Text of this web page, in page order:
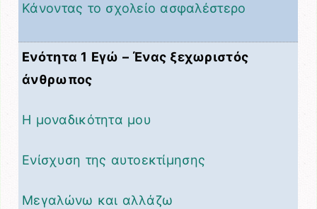
Κάνοντας το σχολείο ασφαλέστερο
Ενότητα 1 Εγώ – Ένας ξεχωριστός
άνθρωπος
Η μοναδικότητα μου
Ενίσχυση της αυτοεκτίμησης
Μεγαλώνω και αλλάζω